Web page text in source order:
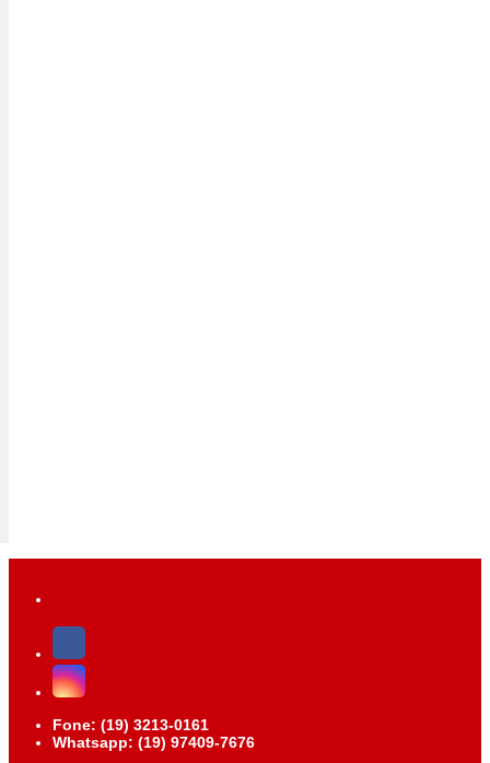
Fone: (19) 3213-0161
Whatsapp: (19) 97409-7676